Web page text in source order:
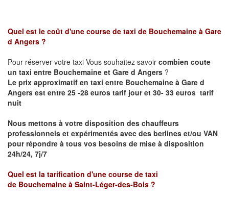
Quel est le coût d'une course de taxi de Bouchemaine à Gare
d Angers ?
Pour réserver votre taxi Vous souhaitez savoir combien coute
un taxi entre Bouchemaine et Gare d Angers ?
Le prix approximatif en taxi entre Bouchemaine à Gare d
Angers est entre 25 -28 euros tarif jour et 30- 33 euros tarif
nuit
Nous mettons à votre disposition des chauffeurs
professionnels et expérimentés avec des berlines et/ou VAN
pour répondre à tous vos besoins de mise à disposition
24h/24, 7j/7
Quel est la tarification d'une course de taxi
de Bouchemaine à Saint-Léger-des-Bois ?